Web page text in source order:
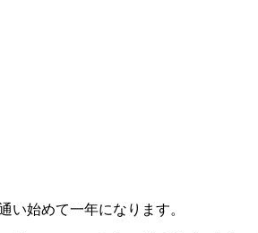
い始めて一年になります。